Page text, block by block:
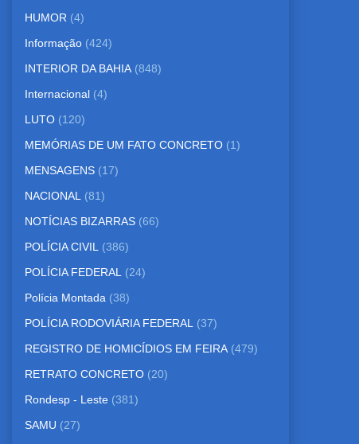
HUMOR (4)
Informação (424)
INTERIOR DA BAHIA (848)
Internacional (4)
LUTO (120)
MEMÓRIAS DE UM FATO CONCRETO (1)
MENSAGENS (17)
NACIONAL (81)
NOTÍCIAS BIZARRAS (66)
POLÍCIA CIVIL (386)
POLÍCIA FEDERAL (24)
Polícia Montada (38)
POLÍCIA RODOVIÁRIA FEDERAL (37)
REGISTRO DE HOMICÍDIOS EM FEIRA (479)
RETRATO CONCRETO (20)
Rondesp - Leste (381)
SAMU (27)